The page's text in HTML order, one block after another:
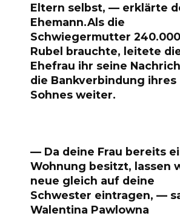
Eltern selbst, — erklärte
Ehemann.Als die
Schwiegermutter 240.000
Rubel brauchte, leitete
Ehefrau ihr seine
die Bankverbindung ihres
Sohnes weiter.
— Da deine Frau bereits
Wohnung besitzt, lassen
neue gleich auf deine
Schwester eintragen, —
Walentina Pawlowna